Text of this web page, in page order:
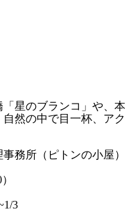
「星のブランコ」や、本
然の中で目一杯、アク
務所（ピトンの小屋）
3